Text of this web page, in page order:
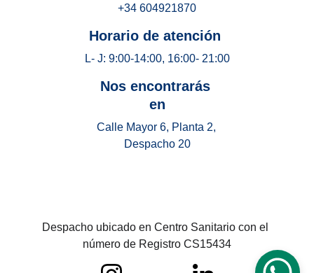
+34 604921870
Horario de atención
L- J: 9:00-14:00, 16:00- 21:00
Despacho ubicado en Centro Sanitario con el
número de Registro CS15434
Nos encontrarás
en
Calle Mayor 6, Planta 2,
Despacho 20